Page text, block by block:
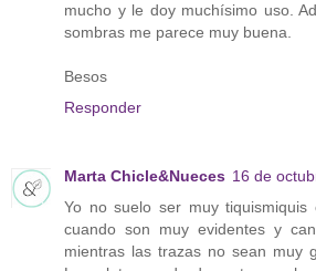
mucho y le doy muchísimo uso.
sombras me parece muy buena.
Besos
Responder
Marta Chicle&Nueces 16 de
Yo no suelo ser muy
cuando son muy evidentes y
mientras las trazas no sean muy